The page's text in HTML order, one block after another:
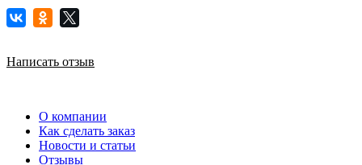
Написать отзыв
О компании
Как сделать заказ
Новости и статьи
Отзывы